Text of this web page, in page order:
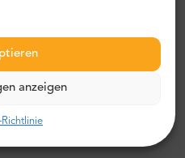
anzeigen
Reservieren Sie eines
von Trip-Advisor-Nutzern für
Transport in neuen,
Mercedes-Benz
die fließend Englisch